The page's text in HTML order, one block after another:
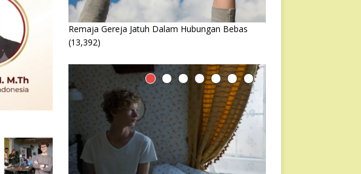
Remaja Gereja Jatuh Dalam Hubungan Bebas
(13,392)